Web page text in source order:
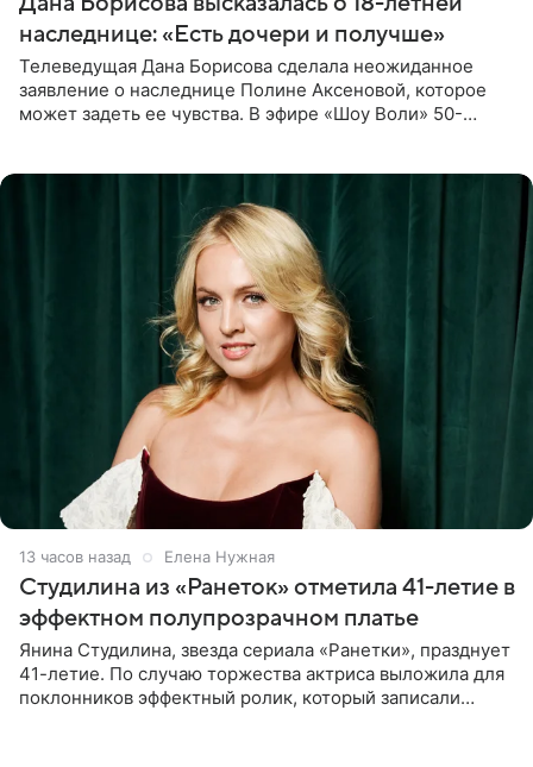
наследнице: «Есть дочери и получше»
Телеведущая Дана Борисова сделала неожиданное
заявление о наследнице Полине Аксеновой, которое
может задеть ее чувства. В эфире «Шоу Воли» 50-
13 часов назад Елена Нужная
Студилина из «Ранеток» отметила 41-летие в
эффектном полупрозрачном платье
Янина Студилина, звезда сериала «Ранетки», празднует
41-летие. По случаю торжества актриса выложила для
поклонников эффектный ролик, который записали